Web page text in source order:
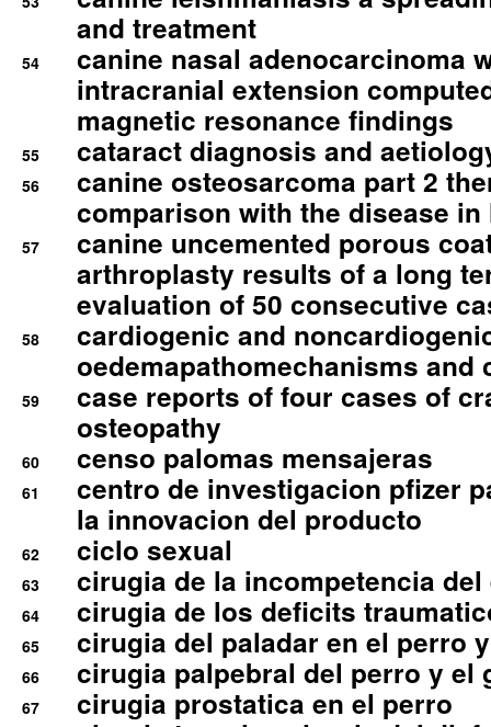
and treatment
54
canine nasal adenocarcinoma
intracranial extension
magnetic resonance findings
55 cataract diagnosis and
56
canine osteosarcoma part 2
comparison with the disease in
57
canine uncemented porous
arthroplasty results of a long
evaluation of 50 consecutive
58
cardiogenic and
oedemapathomechanisms and
59
case reports of four cases of
osteopathy
60 censo palomas mensajeras
61
centro de investigacion pfizer
la innovacion del producto
62 ciclo sexual
63 cirugia de la incompetencia
64 cirugia de los deficits
65 cirugia del paladar en el perro
66 cirugia palpebral del perro y el
67 cirugia prostatica en el perro